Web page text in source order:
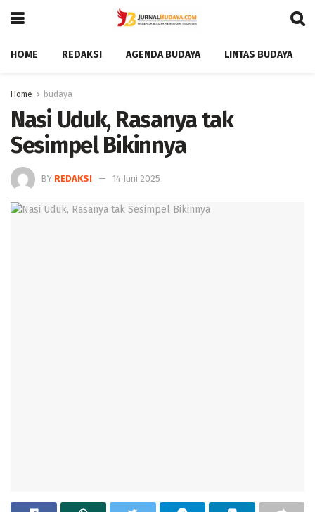
HOME REDAKSI AGENDA BUDAYA LINTAS BUDAYA
Home budaya
Nasi Uduk, Rasanya tak
Sesimpel Bikinnya ‎
BY REDAKSI 14 Juni 2025